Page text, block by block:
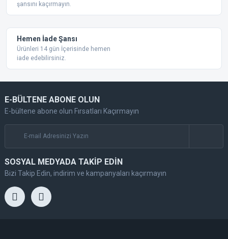
şansını kaçırmayın.
Hemen İade Şansı
Ürünleri 14 gün İçerisinde hemen
iade edebilirsiniz.
E-BÜLTENE ABONE OLUN
E-bültene abone olun Fırsatları Kaçırmayın
SOSYAL MEDYADA TAKİP EDİN
Bizi Takip Edin, indirim ve kampanyaları kaçırmayın